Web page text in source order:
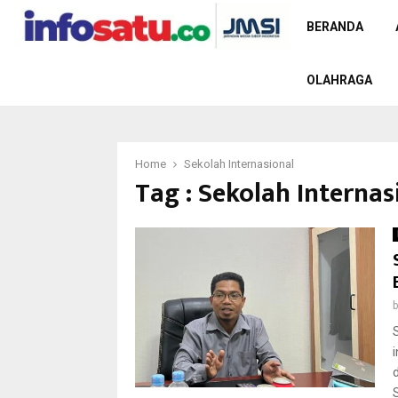
BERANDA
OLAHRAGA
Home Sekolah Internasional
Tag : Sekolah